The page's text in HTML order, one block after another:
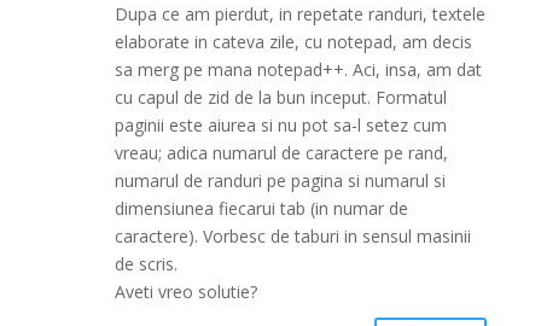
Dupa ce am pierdut, in repetate randuri, textele
elaborate in cateva zile, cu notepad, am decis
sa merg pe mana notepad++. Aci, insa, am dat
cu capul de zid de la bun inceput. Formatul
paginii este aiurea si nu pot sa-l setez cum
vreau; adica numarul de caractere pe rand,
numarul de randuri pe pagina si numarul si
dimensiunea fiecarui tab (in numar de
caractere). Vorbesc de taburi in sensul masinii
de scris.
Aveti vreo solutie?